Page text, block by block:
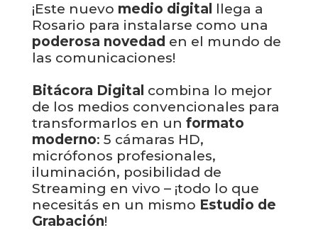
¡Este nuevo medio digital llega a
Rosario para instalarse como una
poderosa novedad en el mundo de
las comunicaciones!
Bitácora Digital combina lo mejor
de los medios convencionales para
transformarlos en un formato
moderno: 5 cámaras HD,
micrófonos profesionales,
iluminación, posibilidad de
Streaming en vivo – ¡todo lo que
necesitás en un mismo Estudio de
Grabación!